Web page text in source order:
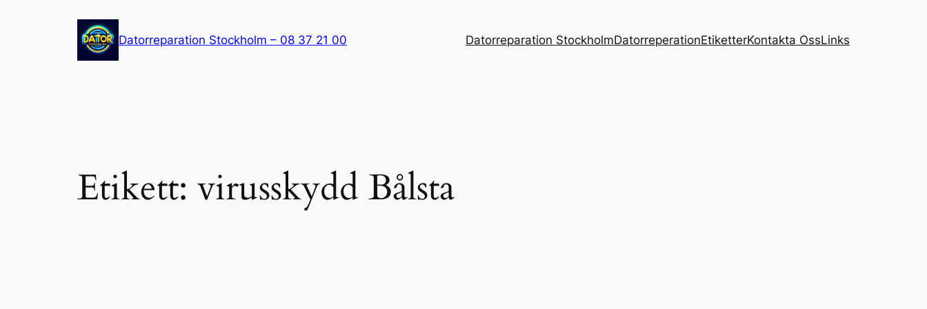
Datorreparation Stockholm – 08 37 21 00 Datorreparation StockholmDatorreperationEtiketterKontakta OssLinks
Etikett: virusskydd Bålsta